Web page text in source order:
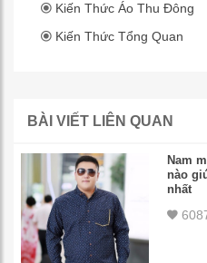
Kiến Thức Áo Thu Đông
Kiến Thức Tổng Quan
BÀI VIẾT LIÊN QUAN
Nam
nào
nhất